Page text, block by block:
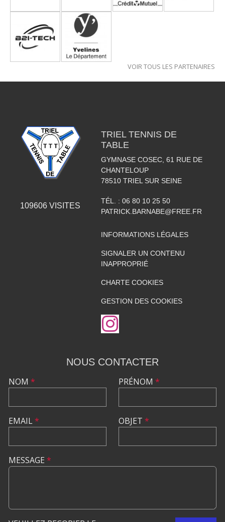
VOIR TOUS LES PARTENAIRES
109606 VISITES
TRIEL TENNIS DE
TABLE
GYMNASE COSEC, 61 RUE DE
CHANTELOUP
78510 TRIEL SUR SEINE
TÉL. : 06 80 10 25 50
PATRICK.BARNABE@FREE.FR
INFORMATIONS LÉGALES
SIGNALER UN CONTENU
INAPPROPRIÉ
CHARTE COOKIES
GESTION DES COOKIES
NOUS CONTACTER
NOM *
EMAIL*
PRÉNOM *
OBJET *
MESSAGE *